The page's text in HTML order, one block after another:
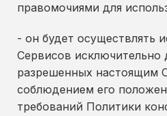
правомочиями для
- он будет осуществлять
Сервисов исключительно
разрешенных настоящим
соблюдением его
требований Политики